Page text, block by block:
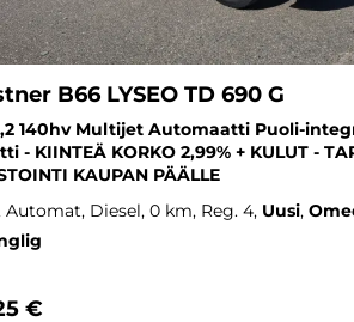
B66 LYSEO TD 690 G
140hv Multijet Automaatti Puoli-
- KIINTEÄ KORKO 2,99% + KULUT -
KAUPAN PÄÄLLE
Automat, Diesel, 0 km, Reg. 4 Uusi
€